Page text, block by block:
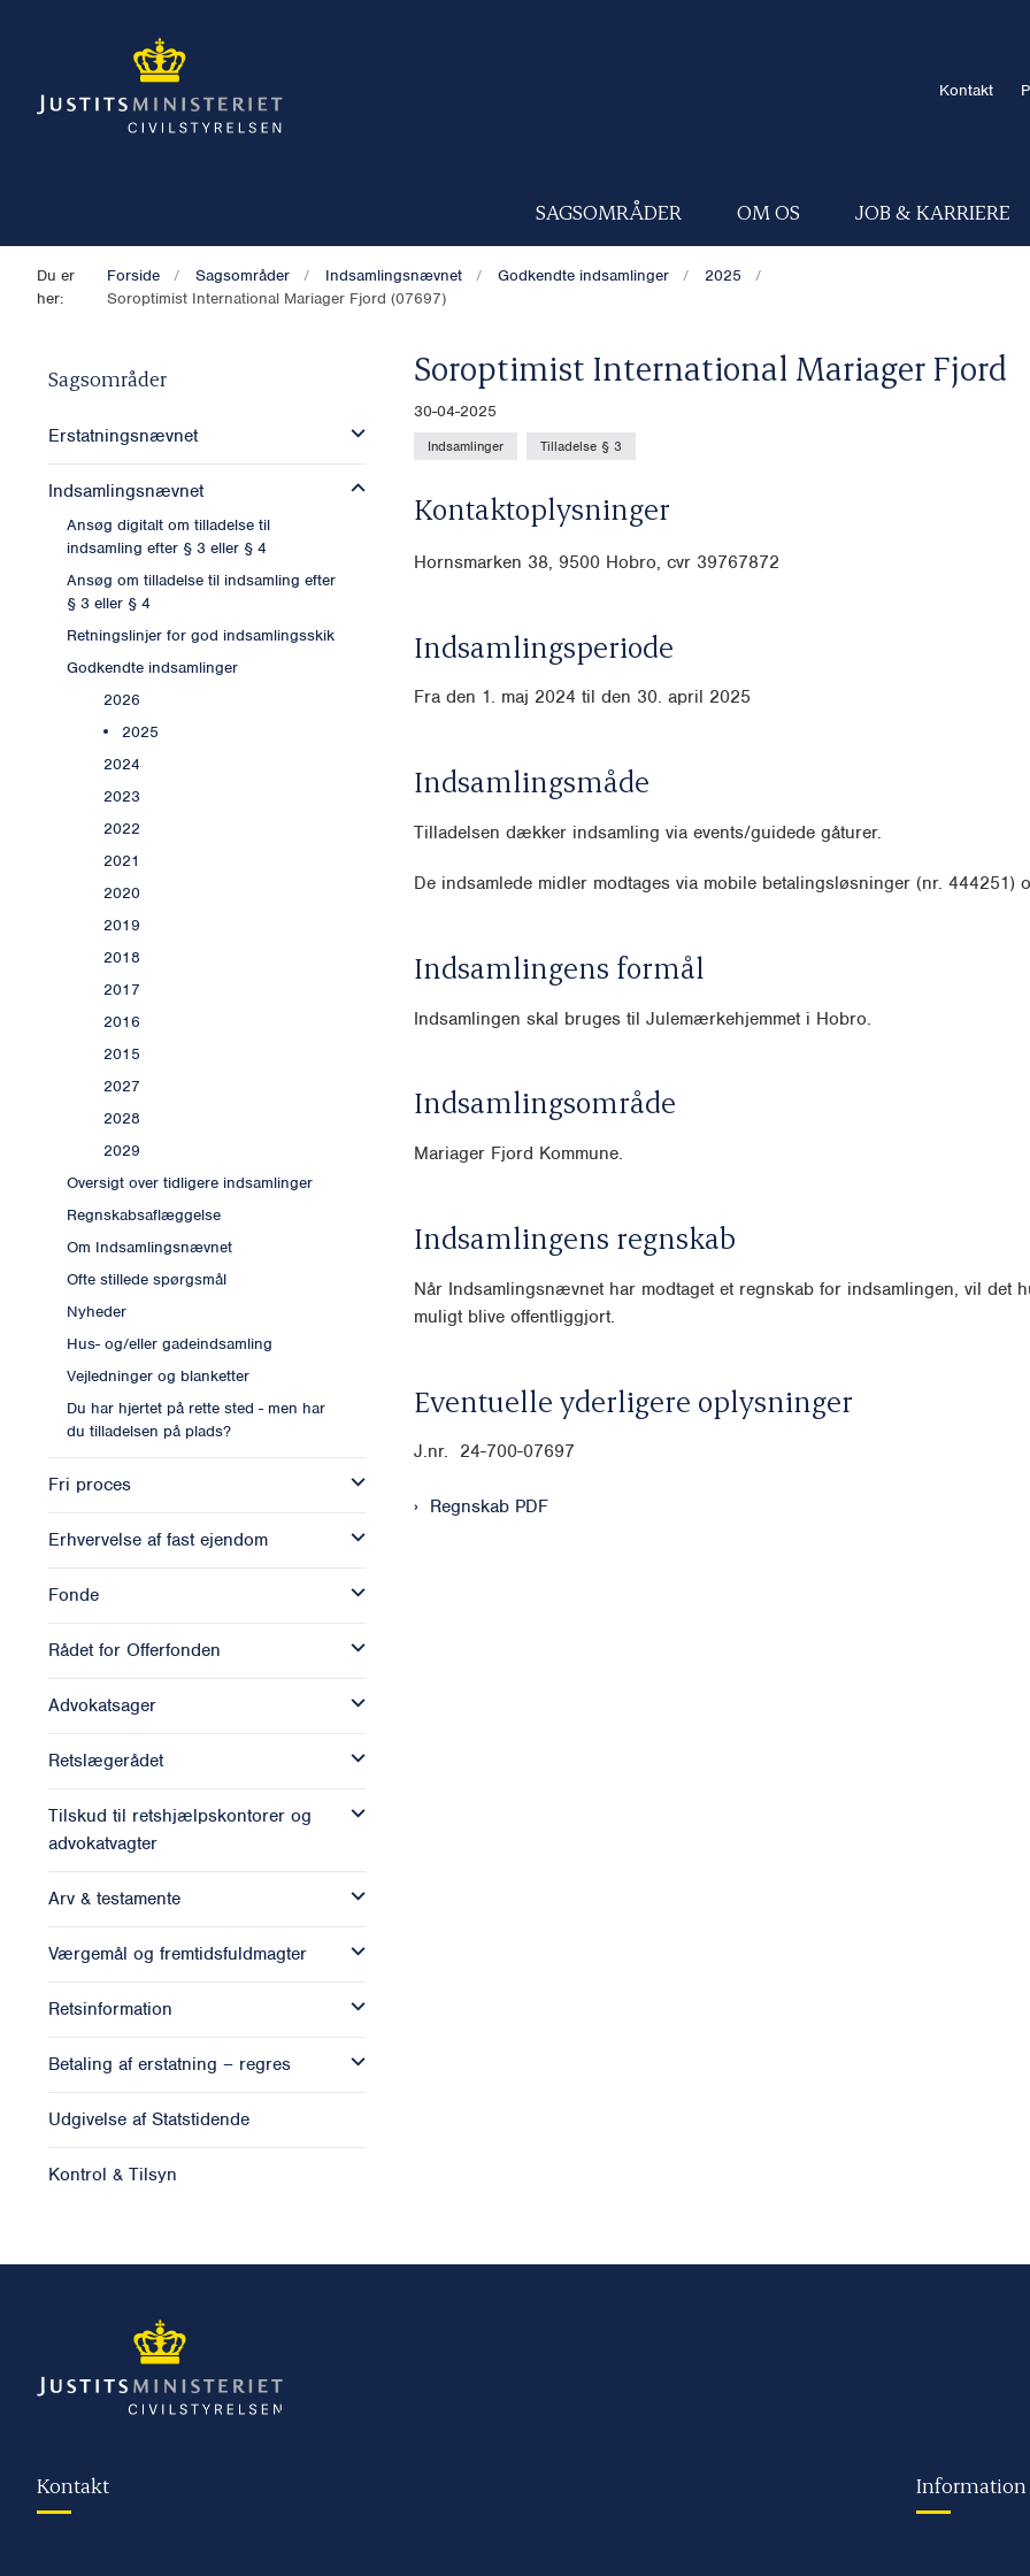
Kontakt
SAGSOMRÅDER OM OS JOB & KARRIERE
Du er
her:
Forside Sagsområder Indsamlingsnævnet Godkendte indsamlinger
2025
Soroptimist International Mariager Fjord (07697)
Sagsområder
Erstatningsnævnet
Indsamlingsnævnet
Ansøg digitalt om tilladelse til
indsamling efter § 3 eller § 4
Ansøg om tilladelse til indsamling efter
§ 3 eller § 4
Retningslinjer for god indsamlingsskik
Godkendte indsamlinger
2026
2025
2024
2023
2022
2021
2020
2019
2018
2017
2016
2015
2027
2028
2029
Oversigt over tidligere indsamlinger
Regnskabsaflæggelse
Om Indsamlingsnævnet
Ofte stillede spørgsmål
Nyheder
Hus- og/eller gadeindsamling
Vejledninger og blanketter
Du har hjertet på rette sted - men har
du tilladelsen på plads?
Fri proces
Erhvervelse af fast ejendom
Fonde
Rådet for Offerfonden
Advokatsager
Retslægerådet
Tilskud til retshjælpskontorer og
advokatvagter
Arv & testamente
Værgemål og fremtidsfuldmagter
Retsinformation
Betaling af erstatning – regres
Udgivelse af Statstidende
Kontrol & Tilsyn
Soroptimist International Mariager Fjord
30-04-2025
Indsamlinger Tilladelse § 3
Kontaktoplysninger
Hornsmarken 38, 9500 Hobro, cvr 39767872
Indsamlingsperiode
Fra den 1. maj 2024 til den 30. april 2025
Indsamlingsmåde
Tilladelsen dækker indsamling via events/guidede gåturer.
De indsamlede midler modtages via mobile betalingsløsninger (nr. 444251)
Indsamlingens formål
Indsamlingen skal bruges til Julemærkehjemmet i Hobro.
Indsamlingsområde
Mariager Fjord Kommune.
Indsamlingens regnskab
Når Indsamlingsnævnet har modtaget et regnskab for indsamlingen, vil det
muligt blive offentliggjort.
Eventuelle yderligere oplysninger
J.nr. 24-700-07697
Regnskab PDF
Kontakt Information